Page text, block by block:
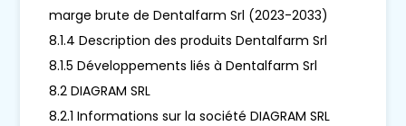
marge brute de Dentalfarm Srl (2023-2033)
8.1.4 Description des produits Dentalfarm Srl
8.1.5 Développements liés à Dentalfarm Srl
8.2 DIAGRAM SRL
8.2.1 Informations sur la société DIAGRAM SRL